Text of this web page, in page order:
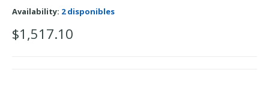
Availability: 2 disponibles
$1,517.10